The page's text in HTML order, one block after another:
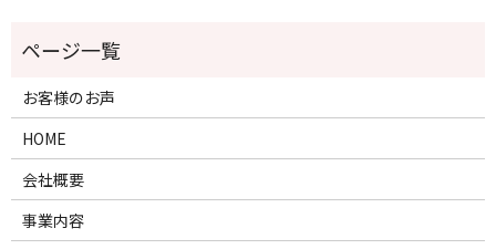
お客様のお声
HOME
会社概要
事業内容